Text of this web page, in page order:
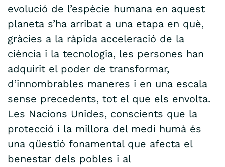
evolució de l’espècie humana en aquest
planeta s’ha arribat a una etapa en què,
gràcies a la ràpida acceleració de la
ciència i la tecnologia, les persones han
adquirit el poder de transformar,
d’innombrables maneres i en una escala
sense precedents, tot el que els envolta.
Les Nacions Unides, conscients que la
protecció i la millora del medi humà és
una qüestió fonamental que afecta el
benestar dels pobles i al